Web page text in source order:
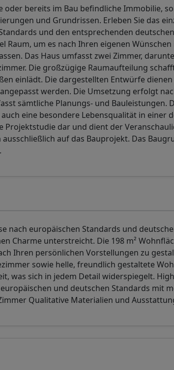
oder bereits im Bau befindliche Immobilie,
und Grundrissen. Erleben Sie das
und den entsprechenden
Raum, um es nach Ihren eigenen
Das Haus umfasst zwei Zimmer,
Die großzügige Raumaufteilung
einlädt. Die dargestellten Entwürfe dienen
werden. Die Umsetzung erfolgt
sämtliche Planungs- und Bauleistungen.
eine besondere Lebensqualität in einer
Projektstudie dar und dient der
auf das Bauprojekt. Das
nach europäischen Standards und
Charme unterstreicht. Die 198 m²
Ihren persönlichen Vorstellungen zu
sowie helle, freundlich gestaltete
was sich in jedem Detail widerspiegelt.
und deutschen Standards mit
Qualitative Materialien und